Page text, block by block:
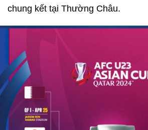
chung kết tại Thường Châu.